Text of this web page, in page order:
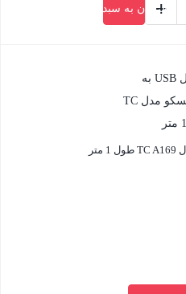
+
افزودن به سبد خرید